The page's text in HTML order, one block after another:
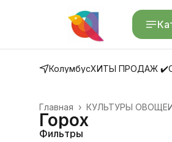
КолумбусХИТЫ ПРОДАЖ ✔️
КУЛЬТУРЫ
Главная ›
Горох
Фильтры